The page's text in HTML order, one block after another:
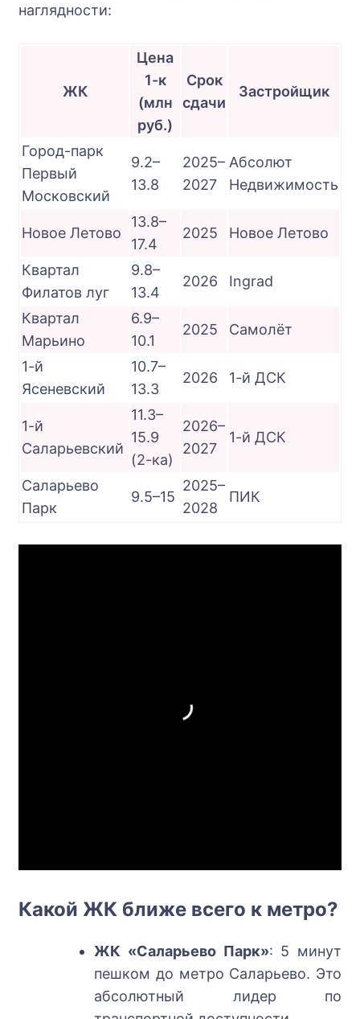
наглядности:
ЖК
Цена
1-к
(млн
руб.)
Срок
сдачи
Застройщик
Город-парк
Первый
Московский
9.2–
13.8
2025–
2027
Абсолют
Недвижимость
Новое Летово
13.8–
17.4
2025 Новое Летово
Квартал
Филатов луг
9.8–
13.4
2026 Ingrad
Квартал
Марьино
6.9–
10.1
2025 Самолёт
1-й
Ясеневский
10.7–
13.3
2026 1-й ДСК
1-й
Саларьевский
11.3–
15.9
(2-ка)
2026–
2027
1-й ДСК
Саларьево
Парк
9.5–15
2025–
2028
ПИК
Какой ЖК ближе всего к метро?
ЖК «Саларьево Парк»: 5 минут
пешком до метро Саларьево. Это
абсолютный лидер по